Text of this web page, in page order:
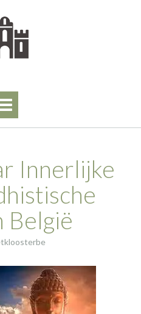
Innerlijke
België